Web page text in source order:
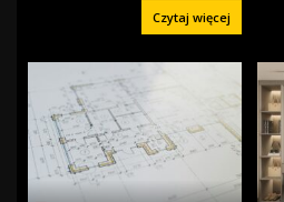
Czytaj więcej